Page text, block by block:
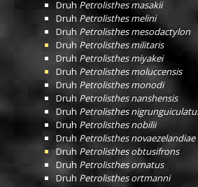
Druh Petrolisthes masakii
Druh Petrolisthes melini
Druh Petrolisthes mesodactylon
Druh Petrolisthes militaris
Druh Petrolisthes miyakei
Druh Petrolisthes moluccensis
Druh Petrolisthes monodi
Druh Petrolisthes nanshensis
Druh Petrolisthes
Druh Petrolisthes nobilii
Druh Petrolisthes novaezelandiae
Druh Petrolisthes obtusifrons
Druh Petrolisthes ornatus
Druh Petrolisthes ortmanni